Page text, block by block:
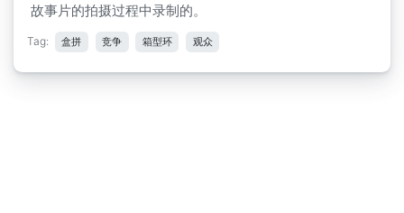
故事片的拍摄过程中录制的。
Tag: 盒拼 竞争 箱型环 观众